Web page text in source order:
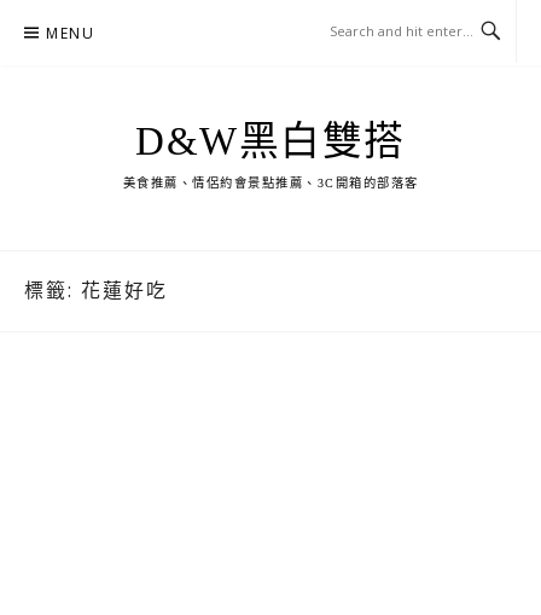
MENU
D&W黑白雙搭
美食推薦、情侶約會景點推薦、3C開箱的部落客
標籤: 花蓮好吃